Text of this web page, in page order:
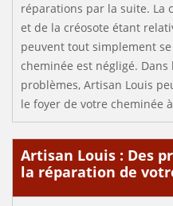
réparations par la suite. La
et de la créosote étant
peuvent tout simplement
cheminée est négligé. Dans
problèmes, Artisan Louis
le foyer de votre cheminée
Artisan Louis : Des
la réparation de